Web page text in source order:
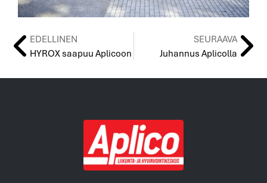
EDELLINEN
HYROX saapuu Aplicoon
SEURAAVA
Juhannus Aplicolla